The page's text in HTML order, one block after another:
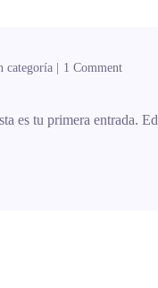
categoría 1 Comment
es tu primera entrada.